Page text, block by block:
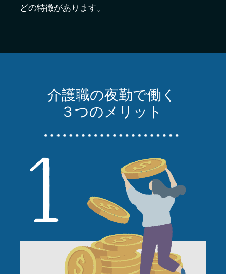
どの特徴があります。
介護職の夜勤で働く
３つのメリット